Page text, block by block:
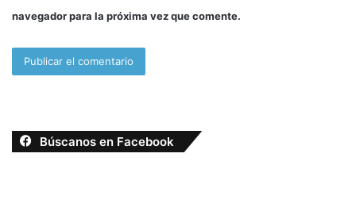
navegador para la próxima vez que comente.
Búscanos en Facebook